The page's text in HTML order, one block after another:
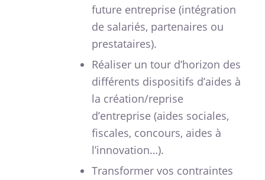
future entreprise (intégration
de salariés, partenaires ou
prestataires).
Réaliser un tour d’horizon des
différents dispositifs d’aides à
la création/reprise
d’entreprise (aides sociales,
fiscales, concours, aides à
l’innovation…).
Transformer vos contraintes